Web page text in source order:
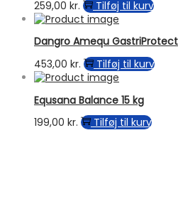
259,00 kr. Tilføj til kurv
Dangro Amequ
453,00 kr. Tilføj til kurv
Equsana Balance 15 kg
199,00 kr. Tilføj til kurv